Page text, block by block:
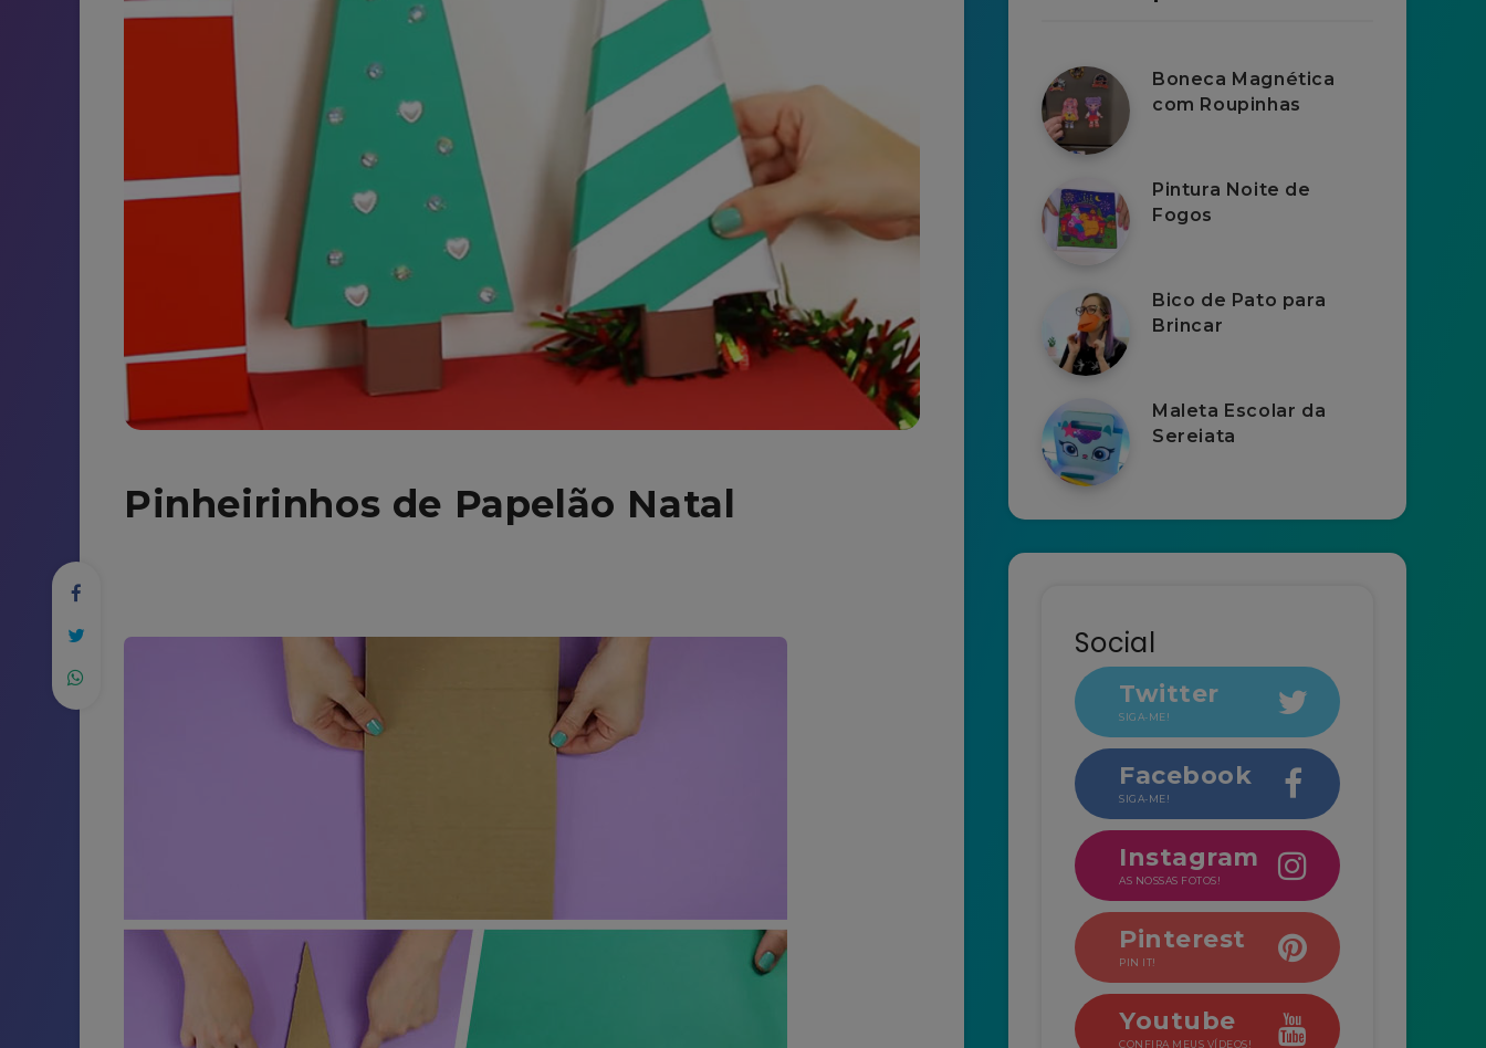
Pinheirinhos de Papelão Natal
Boneca Magnética
com Roupinhas
Pintura Noite de
Fogos
Bico de Pato para
Brincar
Maleta Escolar da
Sereiata
Social
Twitter
SIGA-ME!
Facebook
SIGA-ME!
Instagram
AS NOSSAS FOTOS!
Pinterest
PIN IT!
Youtube
CONFIRA MEUS VÍDEOS!